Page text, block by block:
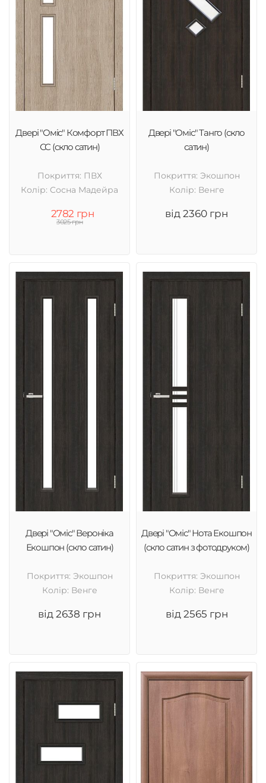
Двері "Оміс" Комфорт ПВХ
СС (скло сатин)
Покриття: ПВХ
Колір: Cосна Мадейра
2782 грн
3025 грн
Двері "Оміс" Танго (скло
сатин)
Покриття: Экошпон
Колір: Венге
від 2360 грн
Двері "Оміс" Вероніка
Екошпон (скло сатин)
Покриття: Экошпон
Колір: Венге
від 2638 грн
Двері "Оміс" Нота Екошпон
(скло сатин з фотодруком)
Покриття: Экошпон
Колір: Венге
від 2565 грн